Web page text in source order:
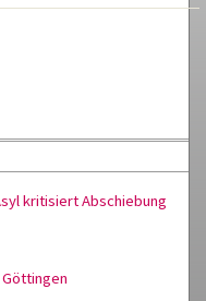
kritisiert Abschiebung